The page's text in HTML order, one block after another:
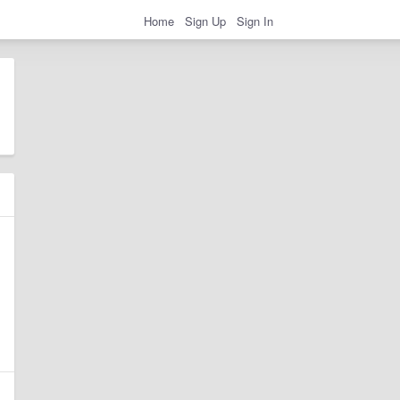
Home Sign Up Sign In